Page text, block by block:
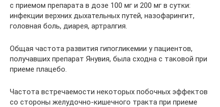
с приемом препарата в дозе 100 мг и 200 мг в сутки:
инфекции верхних дыхательных путей, назофарингит,
головная боль, диарея, артралгия.
Общая частота развития гипогликемии у пациентов,
получавших препарат Янувия, была сходна с таковой при
приеме плацебо.
Частота встречаемости некоторых побочных эффектов
со стороны желудочно-кишечного тракта при приеме